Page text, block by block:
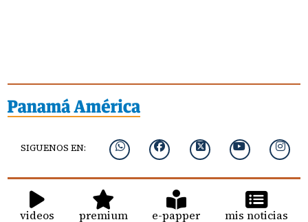
SIGUENOS EN:
videos premium e-papper mis noticias